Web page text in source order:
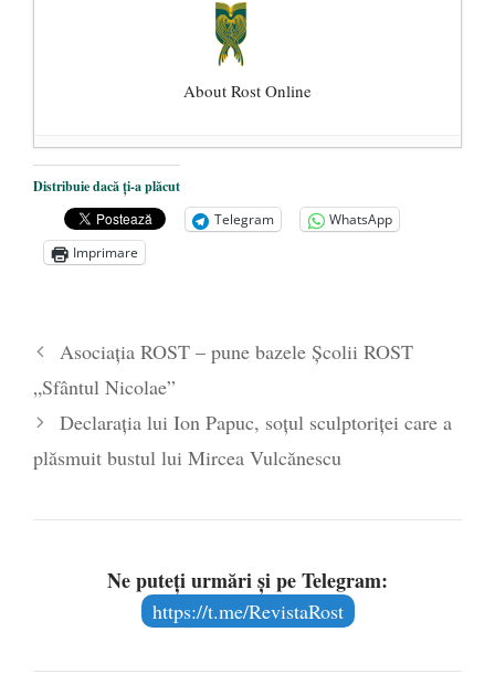
About Rost Online
Dezvăluiri cutremurătoare despre
președintele Ucrainei, Volodymyr
Zelensky
- 13 mai 2026
Statul care servește Națiunea
poetului Octavian Goga, înlăturat din Iași
- 16 aprilie 2026
Distribuie dacă ți-a plăcut
Telegram
WhatsApp
Imprimare
Asociația ROST – pune bazele Școlii ROST
„Sfântul Nicolae”
Declarația lui Ion Papuc, soțul sculptoriței care a
plăsmuit bustul lui Mircea Vulcănescu
Ne puteți urmări și pe Telegram:
https://t.me/RevistaRost